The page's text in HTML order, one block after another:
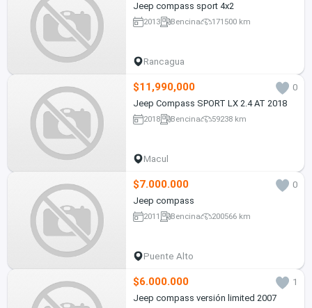
Jeep compass sport 4x2
2013 Bencina 171500 km
Rancagua
$11,990,000
0
Jeep Compass SPORT LX 2.4 AT 2018
2018 Bencina 59238 km
Macul
$7.000.000
0
Jeep compass
2011 Bencina 200566 km
Puente Alto
$6.000.000
1
Jeep compass versión limited 2007